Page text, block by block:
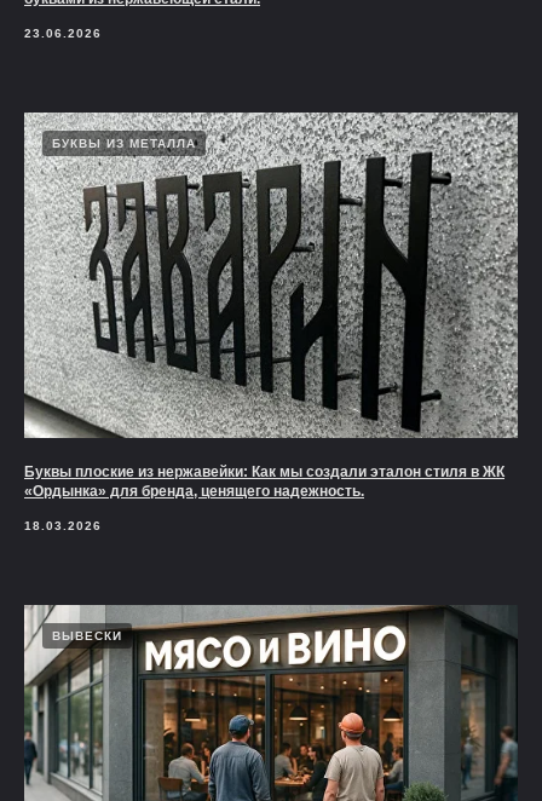
23.06.2026
БУКВЫ ИЗ МЕТАЛЛА
Буквы плоские из нержавейки: Как мы создали эталон стиля в ЖК
«Ордынка» для бренда, ценящего надежность.
18.03.2026
ВЫВЕСКИ